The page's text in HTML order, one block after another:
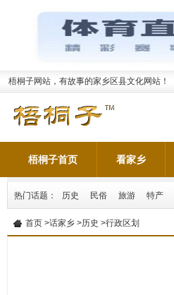
梧桐子网站，有故事的家乡区县文化网站！
梧桐子首页 看家乡
热门话题： 历史 民俗 旅游 特产
首页 >话家乡 >历史 >行政区划